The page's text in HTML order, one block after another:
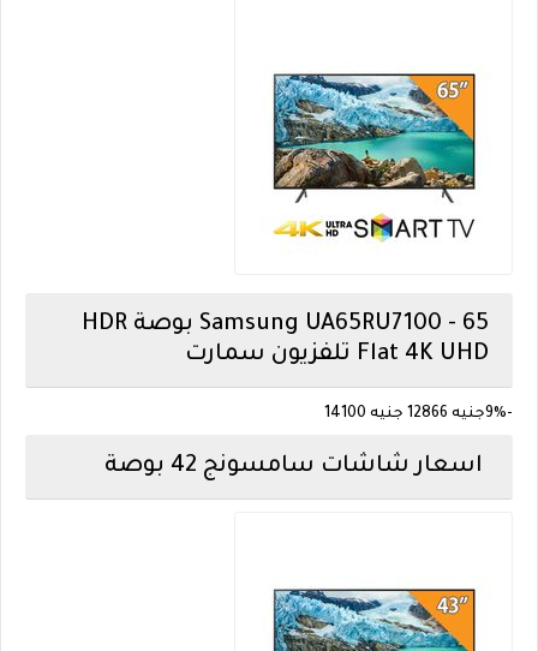
Samsung
UA65RU7100 - 65 بوصة HDR
Flat 4K UHD تلفزيون سمارت
-9% جنيه 12866 جنيه 14100
اسعار شاشات سامسونج 42 بوصة